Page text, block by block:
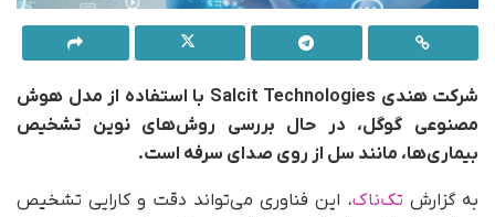
شرکت هندی Salcit Technologies با استفاده از مدل هوش
مصنوعی گوگل، در حال بررسی روش‌های نوین تشخیص
بیماری‌ها، مانند سل از روی صدای سرفه است.
به گزارش تک‌ناک، این فناوری می‌تواند دقت و کارایی تشخیص